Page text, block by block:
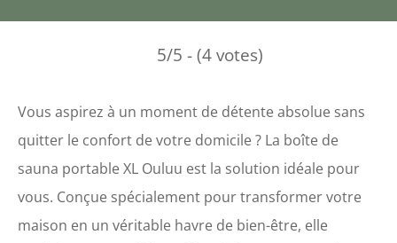
5/5 - (4 votes)
Vous aspirez à un moment de détente absolue sans
quitter le confort de votre domicile ? La boîte de
sauna portable XL Ouluu est la solution idéale pour
vous. Conçue spécialement pour transformer votre
maison en un véritable havre de bien-être, elle